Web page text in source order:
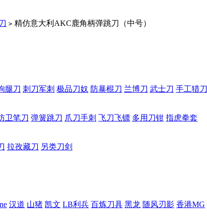
> 精仿意大利AKC鹿角柄弹跳刀（中号）
腿刀 刺刀军刺 极品刀奴 防暴棍刀 兰博刀 武士刀 手工猎刀
卫笔刀 弹簧跳刀 爪刀手刺 飞刀飞镖 多用刀钳 指虎拳套
拉孜藏刀 另类刀剑
汉道 山猪 凯文 LB利兵 百炼刀具 黑龙 随风刃影 香港MG